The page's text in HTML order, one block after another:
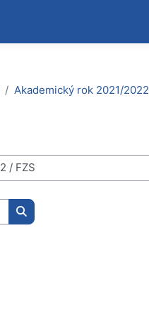
Akademický rok 2021/2022
Buscar cursos